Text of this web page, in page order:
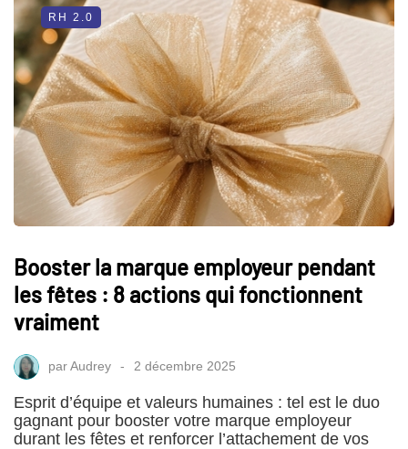
RH 2.0
Booster la marque employeur pendant
les fêtes : 8 actions qui fonctionnent
vraiment
parAudrey 2 décembre 2025
Esprit d’équipe et valeurs humaines : tel est le duo
gagnant pour booster votre marque employeur
durant les fêtes et renforcer l’attachement de vos